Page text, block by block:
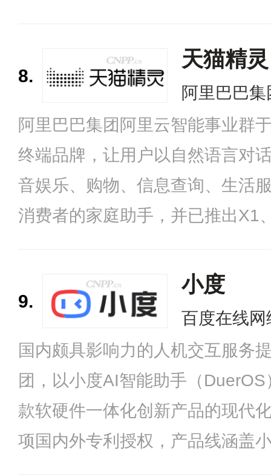
的全方位研发能力，产品全面兼
t以及多个智能平台。
8.
天猫精灵
阿里巴巴
阿里巴巴集团阿里云智能事业群
终端品牌，让用户以自然语言对
音娱乐、购物、信息查询、生活
消费者的家庭助手，并已推出X1
9.
小度
百度在线
国内颇具影响力的人机交互服务
团，以小度AI智能助手（
款软硬件一体化创新产品的现代
项国内外专利授权，产品线涵盖